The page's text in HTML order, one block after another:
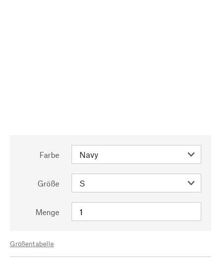
Farbe
Größe
Menge
Größentabelle